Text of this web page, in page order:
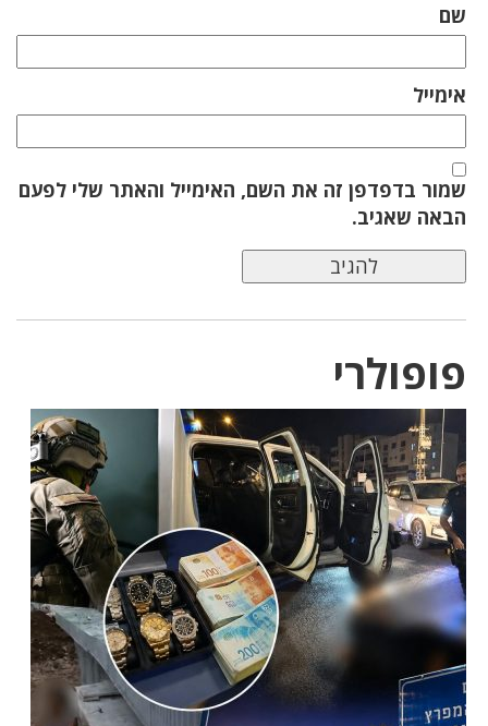
שם
אימייל
שמור בדפדפן זה את השם, האימייל והאתר שלי לפעם
הבאה שאגיב.
פופולרי